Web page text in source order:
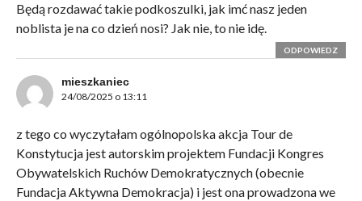
Będą rozdawać takie podkoszulki, jak imć nasz jeden
noblista je na co dzień nosi? Jak nie, to nie idę.
ODPOWIEDZ
mieszkaniec
24/08/2025 o 13:11
z tego co wyczytałam ogólnopolska akcja Tour de
Konstytucja jest autorskim projektem Fundacji Kongres
Obywatelskich Ruchów Demokratycznych (obecnie
Fundacja Aktywna Demokracja) i jest ona prowadzona we